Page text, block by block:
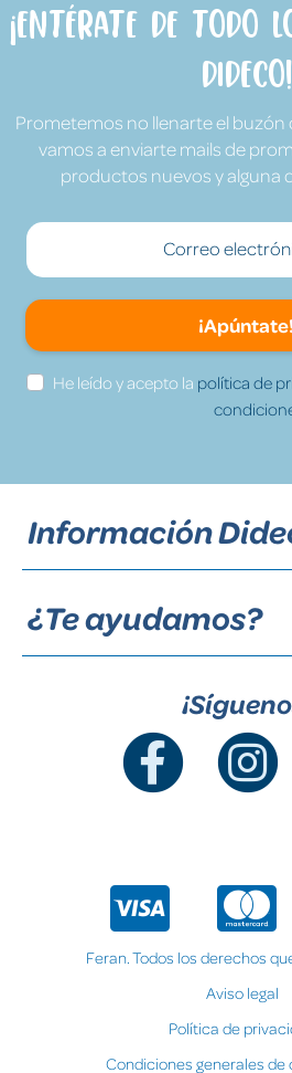
¡Entérate de todo
Dideco!
Prometemos no llenarte el buzón
vamos a enviarte mails de
productos nuevos y alguna
¡Apúntate!
He leído y acepto la política de
Información
¿Te ayudamos?
Feran. Todos los derechos
Aviso legal
Política de
Condiciones generales